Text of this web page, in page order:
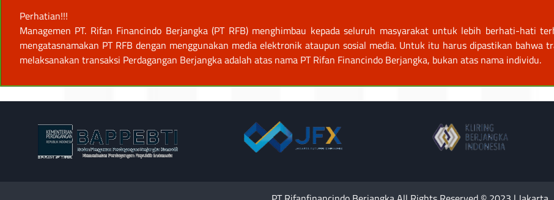
Perhatian!!!
Managemen PT. Rifan Financindo Berjangka (PT RFB) menghimbau kepada seluruh masyarakat untuk lebih berhati-hati
mengatasnamakan PT RFB dengan menggunakan media elektronik ataupun sosial media. Untuk itu harus dipastikan bahwa
melaksanakan transaksi Perdagangan Berjangka adalah atas nama PT Rifan Financindo Berjangka, bukan atas nama individu.